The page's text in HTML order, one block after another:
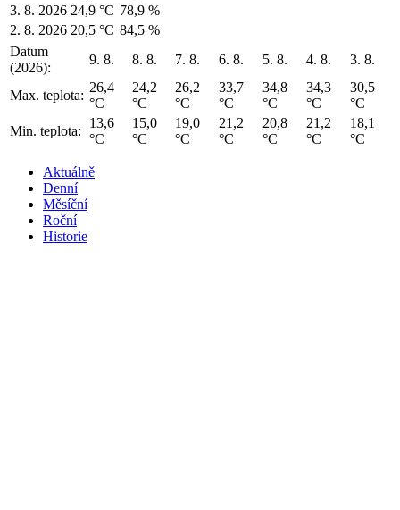
3. 8. 2026 24,9 °C 78,9 %
2. 8. 2026 20,5 °C 84,5 %
Datum
(2026):
9. 8. 8. 8. 7. 8. 6. 8. 5. 8. 4. 8. 3. 8.
Max. teplota:
26,4
°C
24,2
°C
26,2
°C
33,7
°C
34,8
°C
34,3
°C
30,5
°C
Min. teplota:
13,6
°C
15,0
°C
19,0
°C
21,2
°C
20,8
°C
21,2
°C
18,1
°C
Aktuálně
Denní
Měsíční
Roční
Historie